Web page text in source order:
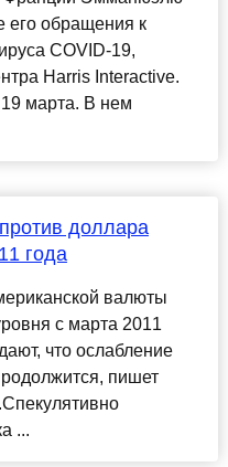
его обращения к
COVID-19,
Harris Interactive.
марта. В нем
доллара
года
валюты
с марта 2011
что ослабление
пишет
...